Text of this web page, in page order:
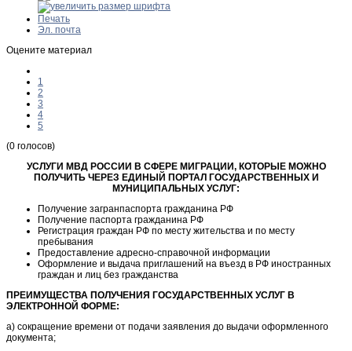
Печать
Эл. почта
Оцените материал
1
2
3
4
5
(0 голосов)
УСЛУГИ МВД РОССИИ В СФЕРЕ МИГРАЦИИ, КОТОРЫЕ МОЖНО
ПОЛУЧИТЬ ЧЕРЕЗ ЕДИНЫЙ ПОРТАЛ ГОСУДАРСТВЕННЫХ И
МУНИЦИПАЛЬНЫХ УСЛУГ:
Получение загранпаспорта гражданина РФ
Получение паспорта гражданина РФ
Регистрация граждан РФ по месту жительства и по месту
пребывания
Предоставление адресно-справочной информации
Оформление и выдача приглашений на въезд в РФ иностранных
граждан и лиц без гражданства
ПРЕИМУЩЕСТВА ПОЛУЧЕНИЯ ГОСУДАРСТВЕННЫХ УСЛУГ В
ЭЛЕКТРОННОЙ ФОРМЕ:
а) сокращение времени от подачи заявления до выдачи оформленного
документа;